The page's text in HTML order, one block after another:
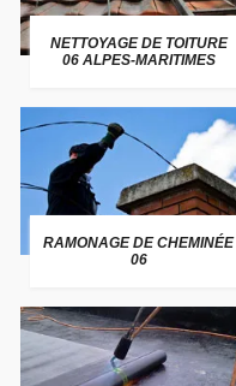
NETTOYAGE DE TOITURE
06 ALPES-MARITIMES
RAMONAGE DE CHEMINÉE
06